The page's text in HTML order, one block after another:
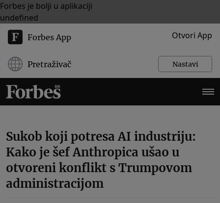
Forbes je bolji u aplikaciji
undefined
Forbes App Otvori App
Pretraživač Nastavi
Sukob koji potresa AI industriju:
Kako je šef Anthropica ušao u
otvoreni konflikt s Trumpovom
administracijom